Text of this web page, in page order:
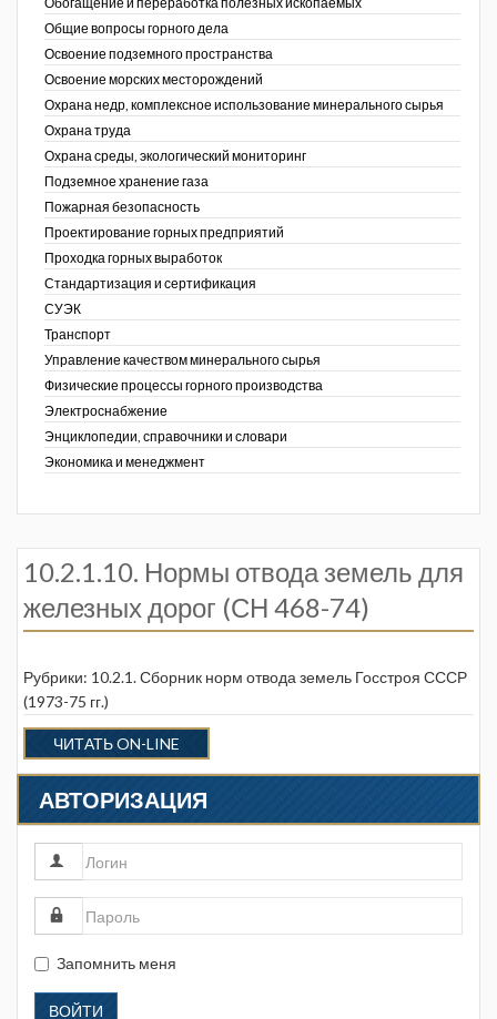
Общие вопросы горного дела
Освоение подземного пространства
Освоение морских месторождений
Охрана недр, комплексное использование минерального сырья
Охрана труда
Охрана среды, экологический мониторинг
Подземное хранение газа
Пожарная безопасность
Проектирование горных предприятий
Проходка горных выработок
Стандартизация и сертификация
СУЭК
Транспорт
Управление качеством минерального сырья
Физические процессы горного производства
Электроснабжение
Энциклопедии, справочники и словари
Экономика и менеджмент
10.2.1.10. Нормы отвода земель для
железных дорог (СН 468-74)
Рубрики: 10.2.1. Сборник норм отвода земель Госстроя СССР
(1973-75 гг.)
ЧИТАТЬ ON-LINE
АВТОРИЗАЦИЯ
Запомнить меня
ВОЙТИ